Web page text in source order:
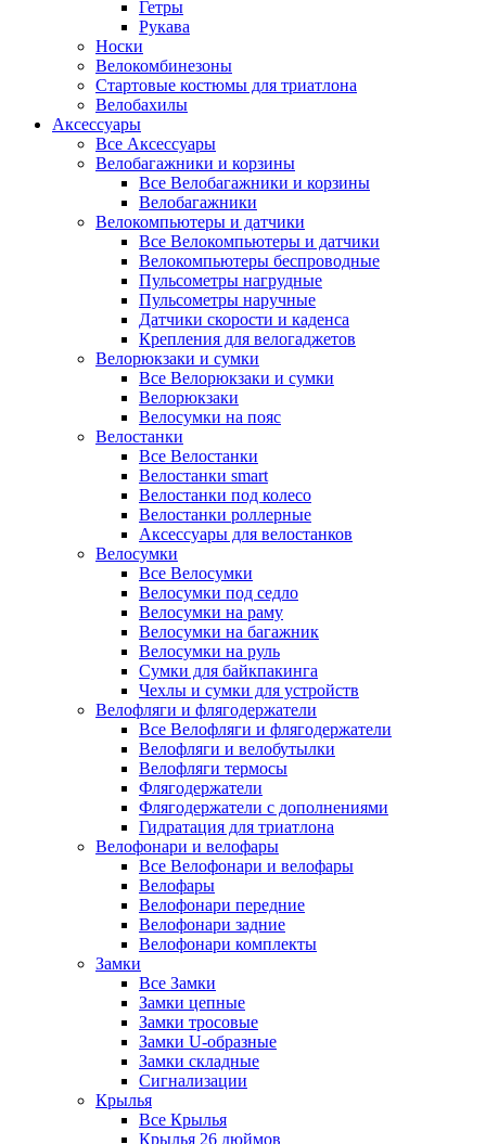
Гетры
Рукава
Носки
Велокомбинезоны
Стартовые костюмы для триатлона
Велобахилы
Аксессуары
Все Аксессуары
Велобагажники и корзины
Все Велобагажники и корзины
Велобагажники
Велокомпьютеры и датчики
Все Велокомпьютеры и датчики
Велокомпьютеры беспроводные
Пульсометры нагрудные
Пульсометры наручные
Датчики скорости и каденса
Крепления для велогаджетов
Велорюкзаки и сумки
Все Велорюкзаки и сумки
Велорюкзаки
Велосумки на пояс
Велостанки
Все Велостанки
Велостанки smart
Велостанки под колесо
Велостанки роллерные
Аксессуары для велостанков
Велосумки
Все Велосумки
Велосумки под седло
Велосумки на раму
Велосумки на багажник
Велосумки на руль
Сумки для байкпакинга
Чехлы и сумки для устройств
Велофляги и флягодержатели
Все Велофляги и флягодержатели
Велофляги и велобутылки
Велофляги термосы
Флягодержатели
Флягодержатели с дополнениями
Гидратация для триатлона
Велофонари и велофары
Все Велофонари и велофары
Велофары
Велофонари передние
Велофонари задние
Велофонари комплекты
Замки
Все Замки
Замки цепные
Замки тросовые
Замки U-образные
Замки складные
Сигнализации
Крылья
Все Крылья
Крылья 26 дюймов